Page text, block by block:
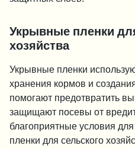
Укрывные пленки
хозяйства
Укрывные пленки
хранения кормов и
помогают предотвратить
защищают посевы от
благоприятные условия
пленки для сельского